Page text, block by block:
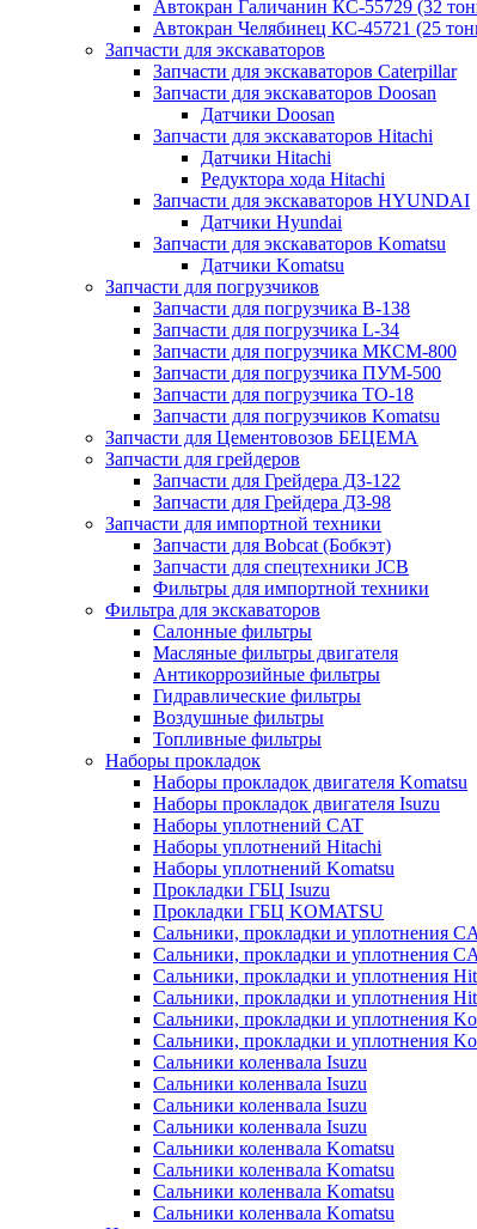
Автокран Галичанин КС-55729 (32
Автокран Челябинец КС-45721 (25
Запчасти для экскаваторов
Запчасти для экскаваторов Caterpillar
Запчасти для экскаваторов Doosan
Датчики Doosan
Запчасти для экскаваторов Hitachi
Датчики Hitachi
Редуктора хода Hitachi
Запчасти для экскаваторов HYUNDAI
Датчики Hyundai
Запчасти для экскаваторов Komatsu
Датчики Komatsu
Запчасти для погрузчиков
Запчасти для погрузчика B-138
Запчасти для погрузчика L-34
Запчасти для погрузчика МКСМ-800
Запчасти для погрузчика ПУМ-500
Запчасти для погрузчика ТО-18
Запчасти для погрузчиков Komatsu
Запчасти для Цементовозов БЕЦЕМА
Запчасти для грейдеров
Запчасти для Грейдера ДЗ-122
Запчасти для Грейдера ДЗ-98
Запчасти для импортной техники
Запчасти для Bobcat (Бобкэт)
Запчасти для спецтехники JCB
Фильтры для импортной техники
Фильтра для экскаваторов
Салонные фильтры
Масляные фильтры двигателя
Антикоррозийные фильтры
Гидравлические фильтры
Воздушные фильтры
Топливные фильтры
Наборы прокладок
Наборы прокладок двигателя Komatsu
Наборы прокладок двигателя Isuzu
Наборы уплотнений CAT
Наборы уплотнений Hitachi
Наборы уплотнений Komatsu
Прокладки ГБЦ Isuzu
Прокладки ГБЦ KOMATSU
Сальники, прокладки и уплотнения
Сальники, прокладки и уплотнения
Сальники, прокладки и уплотнения
Сальники, прокладки и уплотнения
Сальники, прокладки и уплотнения
Сальники, прокладки и уплотнения
Сальники коленвала Isuzu
Сальники коленвала Isuzu
Сальники коленвала Isuzu
Сальники коленвала Isuzu
Сальники коленвала Komatsu
Сальники коленвала Komatsu
Сальники коленвала Komatsu
Сальники коленвала Komatsu